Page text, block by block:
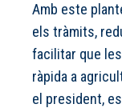
Amb este
els tràmits,
facilitar que
ràpida a
el president,